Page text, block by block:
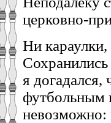
церковно-
Ни
я догадался,
футбольным
невозможно: